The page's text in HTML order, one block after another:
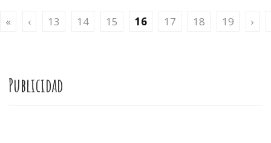
« ‹ 13 14 15 16 17 18 19 ›
Publicidad